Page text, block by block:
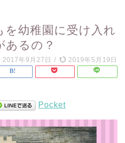
を幼稚園に受け入れ
あるの？
2017年9月27日 / 2019年5月19日
Pocket